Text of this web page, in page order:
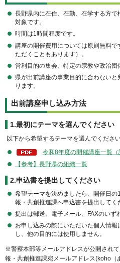
長野県内に在住、在勤、在学する方
対象です。
時間は1時間程度です。
講座の開催費用については原則無料
ただくこともあります）。
営利目的の集会、特定の宗教や政治団
県が出前講座の事業目的に合わない
ります。
出前講座申し込み方法
1.最初にテーマを選んでください
以下から希望するテーマを選んでください
令和8年度の開催講座一覧（
【参考】長野県の組織一覧
2.申込書を提出してください
希望テーマを決めましたら、開催日の
報・共創推進課へ申込書を提出してく
提出は郵送、電子メール、FAXのいず
お申し込みの際にいただいた個人情
し、他の目的には使用しません。
※警察本部等メールアドレスが公開され
報・共創推進課宛メールアドレス(koho